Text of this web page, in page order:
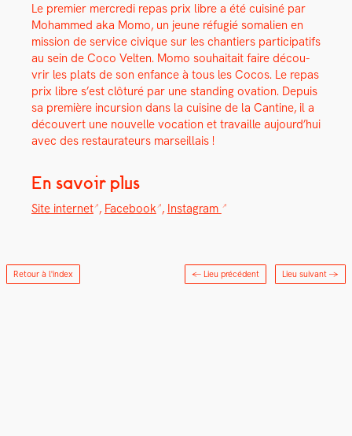
Le pre­mier mer­cre­di repas prix libre a été cuis­iné par
Mohammed aka Momo, un jeune réfugié soma­lien en
mis­sion de ser­vice civique sur les chantiers par­tic­i­pat­ifs
au sein de Coco Vel­ten. Momo souhaitait faire décou­
vrir les plats de son enfance à tous les Cocos. Le repas
prix libre s’est clô­turé par une stand­ing ova­tion. Depuis
sa pre­mière incur­sion dans la cui­sine de la Can­tine, il a
décou­vert une nou­velle voca­tion et tra­vaille aujourd’hui
avec des restau­ra­teurs mar­seil­lais !
En savoir plus
Site inter­net , Face­book , Insta­gram
Retour à l'index ← Lieu précédent Lieu suivant →